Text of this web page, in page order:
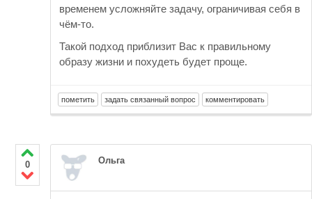
временем усложняйте задачу, ограничивая себя в
чём-то.
Такой подход приблизит Вас к правильному
образу жизни и похудеть будет проще.
0 Ольга